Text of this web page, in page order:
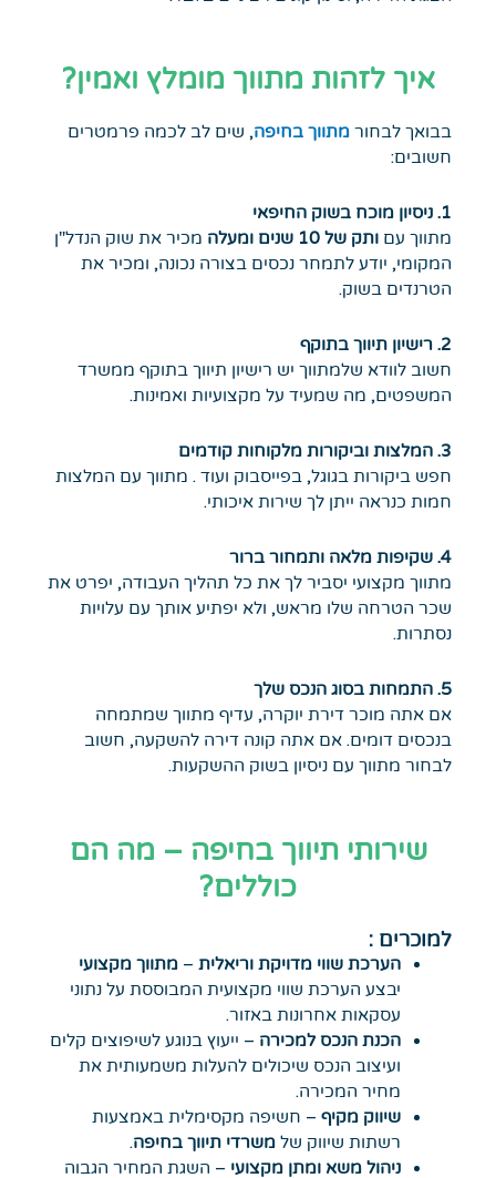
איך לזהות מתווך מומלץ ואמין?
בבואך לבחור מתווך בחיפה, שים לב לכמה פרמטרים
חשובים:
1. ניסיון מוכח בשוק החיפאי
מתווך עם ותק של 10 שנים ומעלה
מכיר את שוק הנדל"ן
המקומי, יודע לתמחר נכסים בצורה נכונה, ומכיר את
הטרנדים בשוק.
2. רישיון תיווך בתוקף
חשוב לוודא שלמתווך יש רישיון תיווך בתוקף ממשרד
המשפטים, מה שמעיד על מקצועיות ואמינות.
3. המלצות וביקורות מלקוחות קודמים
חפש ביקורות בגוגל, בפייסבוק ועוד . מתווך עם המלצות
חמות כנראה ייתן לך שירות איכותי.
4. שקיפות מלאה ותמחור ברור
מתווך מקצועי יסביר לך את כל תהליך העבודה, יפרט את
שכר הטרחה שלו מראש, ולא יפתיע אותך עם עלויות
נסתרות.
5. התמחות בסוג הנכס שלך
אם אתה מוכר דירת יוקרה, עדיף מתווך שמתמחה
בנכסים דומים. אם אתה קונה דירה להשקעה, חשוב
לבחור מתווך עם ניסיון בשוק ההשקעות.
שירותי תיווך בחיפה – מה הם
כוללים?
למוכרים :
הערכת שווי מדויקת וריאלית –מתווך מקצועי
יבצע הערכת שווי מקצועית המבוססת על נתוני
עסקאות אחרונות באזור.
הכנת הנכס למכירה – ייעוץ בנוגע לשיפוצים קלים
ועיצוב הנכס שיכולים להעלות משמעותית את
מחיר המכירה.
שיווק מקיף – חשיפה מקסימלית באמצעות
רשתות שיווק שלמשרדי תיווך בחיפה.
ניהול משא ומתן מקצועי – השגת המחיר הגבוה